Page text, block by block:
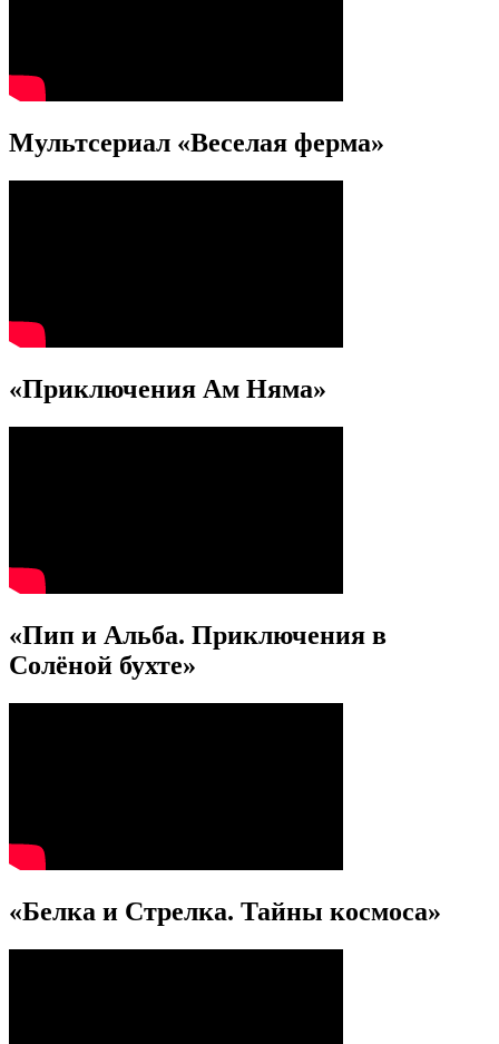
Мультсериал «Веселая ферма»
«Приключения Ам Няма»
«Пип и Альба. Приключения в
Солёной бухте»
«Белка и Стрелка. Тайны космоса»